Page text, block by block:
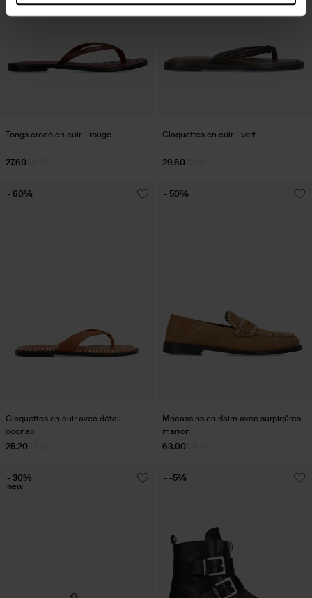
Tongs croco en cuir - rouge
27.60
Claquettes en cuir - vert
29.60
Claquettes en cuir avec détail -
cognac
25.20
- 60%
Mocassins en daim avec surpiqûres -
marron
63.00
- 50%
- 30%
new
- -5%